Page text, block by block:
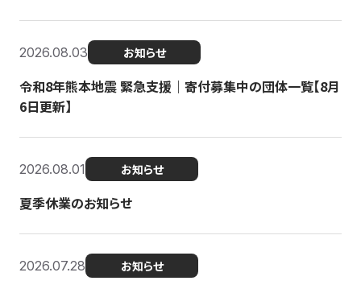
2026.08.03 お知らせ
令和8年熊本地震 緊急支援｜寄付募集中の団体一覧【8月
6日更新】
2026.08.01 お知らせ
夏季休業のお知らせ
2026.07.28 お知らせ